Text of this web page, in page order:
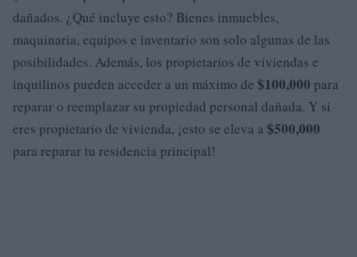
dañados. ¿Qué incluye esto? Bienes inmuebles,
maquinaria, equipos e inventario son solo algunas de las
posibilidades. Además, los propietarios de viviendas e
inquilinos pueden acceder a un máximo de $100,000 para
reparar o reemplazar su propiedad personal dañada. Y si
eres propietario de vivienda, ¡esto se eleva a $500,000
para reparar tu residencia principal!